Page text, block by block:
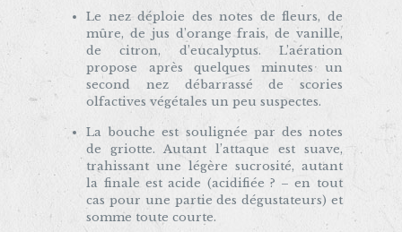
Le nez déploie des notes de fleurs, de
mûre, de jus d’orange frais, de vanille,
de citron, d’eucalyptus. L’aération
propose après quelques minutes un
second nez débarrassé de scories
olfactives végétales un peu suspectes.
La bouche est soulignée par des notes
de griotte. Autant l’attaque est suave,
trahissant une légère sucrosité, autant
la finale est acide (acidifiée ? – en tout
cas pour une partie des dégustateurs) et
somme toute courte.